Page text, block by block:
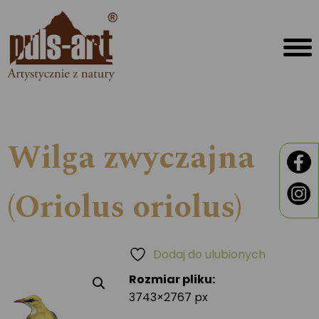
Wilga zwyczajna
(Oriolus oriolus)
Rozmiar pliku:
3743×2767 px
Dodaj do ulubionych